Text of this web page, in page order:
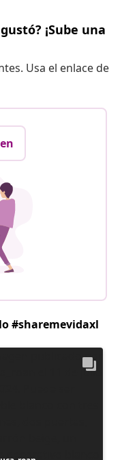
¡Sube una
Usa el enlace de
#sharemevidaxl